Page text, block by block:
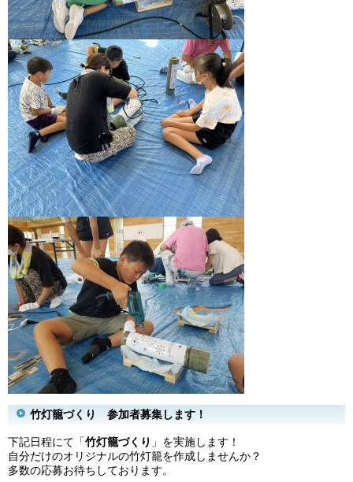
竹灯籠づくり 参加者募集します！
下記日程にて「竹灯籠づくり 」を実施します！
自分だけのオリジナルの竹灯籠を作成しませんか？
多数の応募お待ちしております。